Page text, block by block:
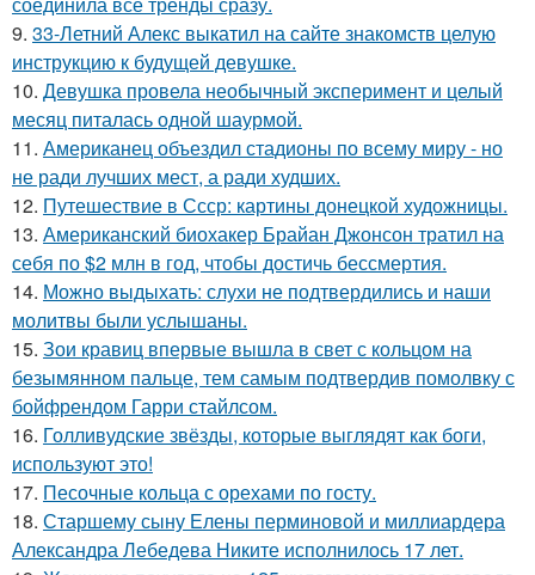
9. 33-Летний Алекс выкатил на сайте знакомств целую
инструкцию к будущей девушке.
10. Девушка провела необычный эксперимент и целый
месяц питалась одной шаурмой.
11. Американец объездил стадионы по всему миру - но
не ради лучших мест, а ради худших.
12. Путешествие в Ссср: картины донецкой художницы.
13. Американский биохакер Брайан Джонсон тратил на
себя по $2 млн в год, чтобы достичь бессмертия.
14. Можно выдыхать: слухи не подтвердились и наши
молитвы были услышаны.
15. Зои кравиц впервые вышла в свет с кольцом на
безымянном пальце, тем самым подтвердив помолвку с
бойфрендом Гарри стайлсом.
16. Голливудские звёзды, которые выглядят как боги,
используют это!
17. Песочные кольца с орехами по госту.
18. Старшему сыну Елены перминовой и миллиардера
Александра Лебедева Никите исполнилось 17 лет.